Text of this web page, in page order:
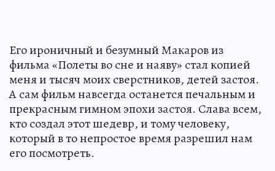
Его ироничный и безумный Макаров из
фильма «Полеты во сне и наяву» стал копией
меня и тысяч моих сверстников, детей застоя.
А сам фильм навсегда останется печальным и
прекрасным гимном эпохи застоя. Слава всем,
кто создал этот шедевр, и тому человеку,
который в то непростое время разрешил нам
его посмотреть.